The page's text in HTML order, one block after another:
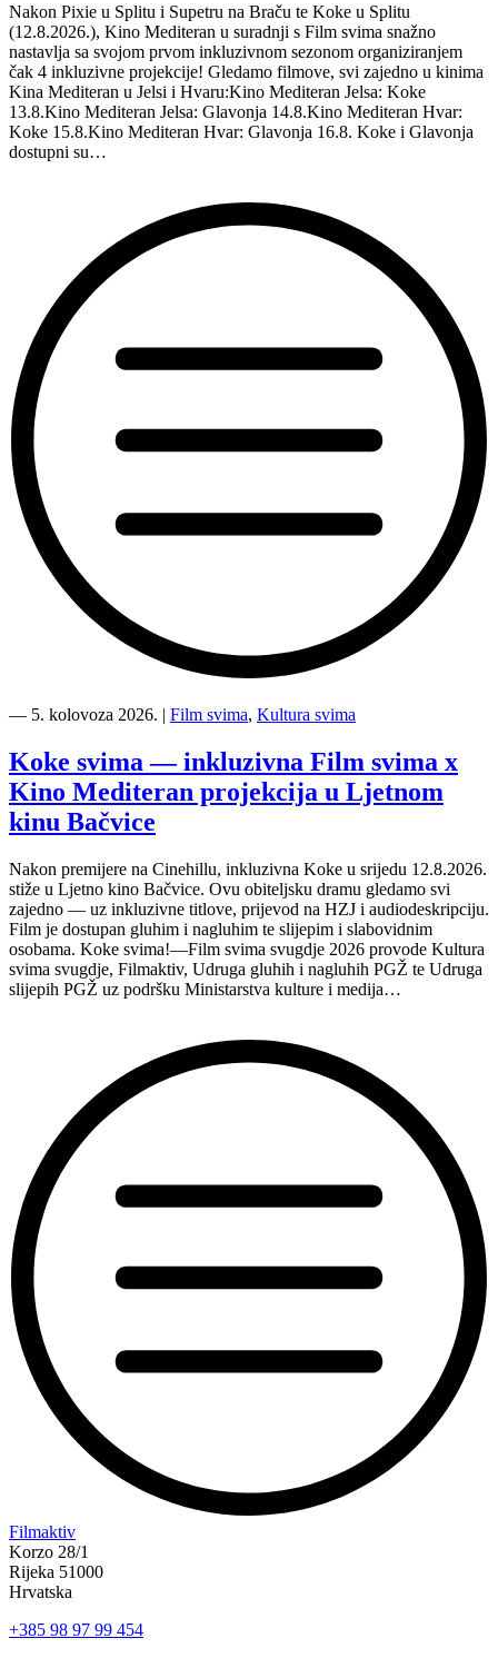
Nakon Pixie u Splitu i Supetru na Braču te Koke u Splitu
(12.8.2026.), Kino Mediteran u suradnji s Film svima snažno
nastavlja sa svojom prvom inkluzivnom sezonom organiziranjem
čak 4 inkluzivne projekcije! Gledamo filmove, svi zajedno u kinima
Kina Mediteran u Jelsi i Hvaru:Kino Mediteran Jelsa: Koke
13.8.Kino Mediteran Jelsa: Glavonja 14.8.Kino Mediteran Hvar:
Koke 15.8.Kino Mediteran Hvar: Glavonja 16.8. Koke i Glavonja
dostupni su…
Mediteran
Film
svima
nastavljaju
inkluzivnu
turneju
Hvaru”
― 5. kolovoza 2026. | Film svima, Kultura svima
Koke svima — inkluzivna Film svima x
Kino Mediteran projekcija u Ljetnom
kinu Bačvice
Nakon premijere na Cinehillu, inkluzivna Koke u srijedu 12.8.2026.
stiže u Ljetno kino Bačvice. Ovu obiteljsku dramu gledamo svi
zajedno — uz inkluzivne titlove, prijevod na HZJ i audiodeskripciju.
Film je dostupan gluhim i nagluhim te slijepim i slabovidnim
osobama. Koke svima!—Film svima svugdje 2026 provode Kultura
svima svugdje, Filmaktiv, Udruga gluhih i nagluhih PGŽ te Udruga
slijepih PGŽ uz podršku Ministarstva kulture i medija…
“Koke
svima
—
inkluzivna
svima
Filmaktiv
Korzo 28/1
Rijeka 51000
Hrvatska
+385 98 97 99 454